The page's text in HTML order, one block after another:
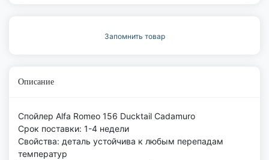
Запомнить товар
Описание
Спойлер Alfa Romeo 156 Ducktail Cadamuro
Срок поставки: 1-4 недели
Свойства: деталь устойчива к любым перепадам
температур